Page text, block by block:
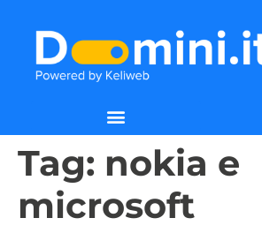
Tag: nokia e
microsoft